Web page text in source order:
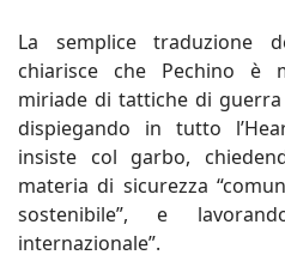
La semplice traduzione
chiarisce che Pechino è
miriade di tattiche di
dispiegando in tutto
insiste col garbo,
materia di sicurezza
sostenibile”, e
internazionale”.